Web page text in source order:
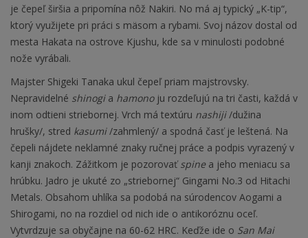
je čepeľ širšia a pripomína nôž Nakiri. No má aj typický „K-tip“,
ktorý využijete pri práci s mäsom a rybami. Svoj názov dostal od
mesta Hakata na ostrove Kjushu, kde sa v minulosti podobné
nože vyrábali.
Majster Shigeki Tanaka ukul čepeľ priam majstrovsky.
Nepravidelné shinogia hamonoju rozdeľujú na tri časti, každá v
inom odtieni striebornej. Vrch má textúru nashiji/dužina
hrušky/, stred kasumi/zahmlený/ a spodná časť je leštená. Na
čepeli nájdete neklamné znaky ručnej práce a podpis vyrazený v
kanji znakoch. Zážitkom je pozorovať spine a jeho meniacu sa
hrúbku. Jadro je ukuté zo „striebornej“ Gingami No.3 od Hitachi
Metals. Obsahom uhlíka sa podobá na súrodencov Aogami a
Shirogami, no na rozdiel od nich ide o antikoróznu oceľ.
Vytvrdzuje sa obyčajne na 60-62 HRC. Keďže ide o San Mai